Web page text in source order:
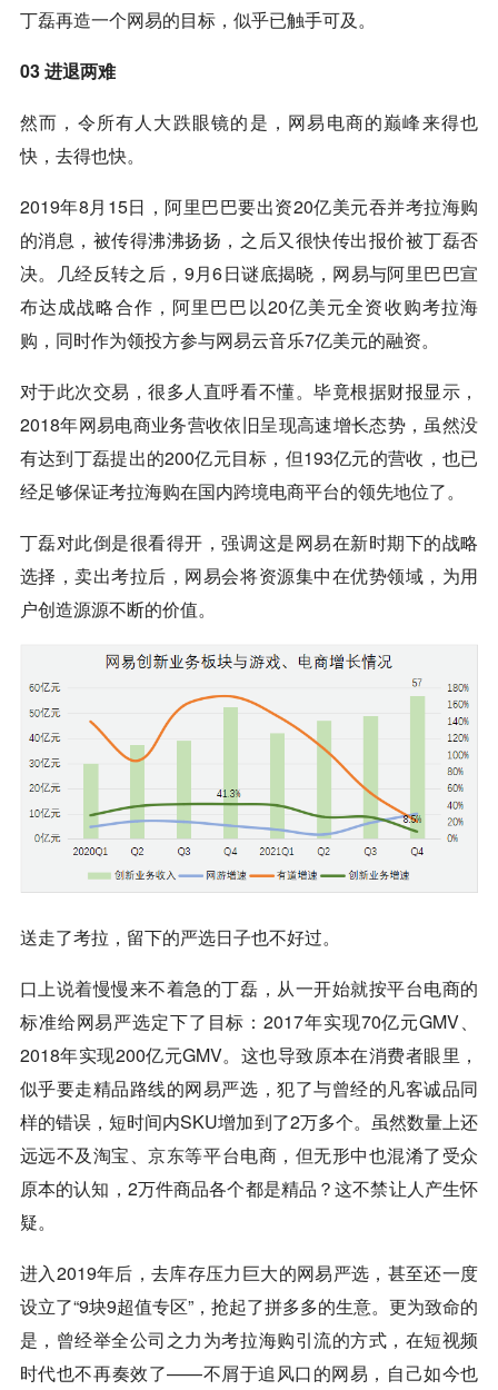
丁磊再造一个网易的目标，似乎已触手可及。
03 进退两难
然而，令所有人大跌眼镜的是，网易电商的巅峰来得也
快，去得也快。
2019年8月15日，阿里巴巴要出资20亿美元吞并考拉海购
的消息，被传得沸沸扬扬，之后又很快传出报价被丁磊否
决。几经反转之后，9月6日谜底揭晓，网易与阿里巴巴宣
布达成战略合作，阿里巴巴以20亿美元全资收购考拉海
购，同时作为领投方参与网易云音乐7亿美元的融资。
对于此次交易，很多人直呼看不懂。毕竟根据财报显示，
2018年网易电商业务营收依旧呈现高速增长态势，虽然没
有达到丁磊提出的200亿元目标，但193亿元的营收，也已
经足够保证考拉海购在国内跨境电商平台的领先地位了。
丁磊对此倒是很看得开，强调这是网易在新时期下的战略
选择，卖出考拉后，网易会将资源集中在优势领域，为用
户创造源源不断的价值。
送走了考拉，留下的严选日子也不好过。
口上说着慢慢来不着急的丁磊，从一开始就按平台电商的
标准给网易严选定下了目标：2017年实现70亿元GMV、
2018年实现200亿元GMV。这也导致原本在消费者眼里，
似乎要走精品路线的网易严选，犯了与曾经的凡客诚品同
样的错误，短时间内SKU增加到了2万多个。虽然数量上还
远远不及淘宝、京东等平台电商，但无形中也混淆了受众
原本的认知，2万件商品各个都是精品？这不禁让人产生怀
疑。
进入2019年后，去库存压力巨大的网易严选，甚至还一度
设立了“9块9超值专区”，抢起了拼多多的生意。更为致命的
是，曾经举全公司之力为考拉海购引流的方式，在短视频
时代也不再奏效了——不屑于追风口的网易，自己如今也